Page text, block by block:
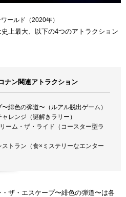
ールド（2020年）
上最大、以下の4つのアトラクション
ナン関連アトラクション
緋色の弾道〜（ルアル脱出ゲーム）
レンジ（謎解きラリー）
ーム・ザ・ライド（コースター型ラ
トラン（食×ミステリーなエンター
ザ・エスケープ〜緋色の弾道〜は各